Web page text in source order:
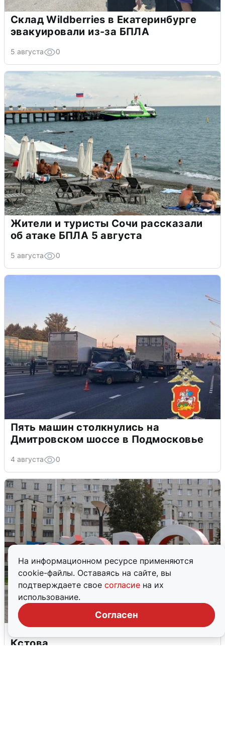
На информационном ресурсе применяются
cookie-файлы. Оставаясь на сайте, вы
подтверждаете свое согласие на их
использование.
Согласен
Склад Wildberries в Екатеринбурге
эвакуировали из-за БПЛА
5 августа 0
Жители и туристы Сочи рассказали
об атаке БПЛА 5 августа
5 августа 0
Пять машин столкнулись на
Дмитровском шоссе в Подмосковье
4 августа 0
Грохот в небе разбудил жителей
Кстова